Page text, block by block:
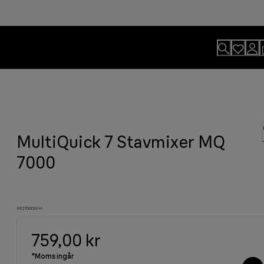
För professionella grillresultat.
Börja dagen på rätt sätt.
till det som verkligen betyder
MultiQuick 7 Stavmixer MQ
7000
MQ7000WH
759,00 kr
*Moms ingår